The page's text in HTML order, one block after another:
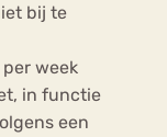
bij te
week
in functie
een